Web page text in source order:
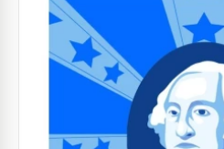
Volantino per il
pastello.
Annuncia le gioiose
volantino di compleanno
Google Docs